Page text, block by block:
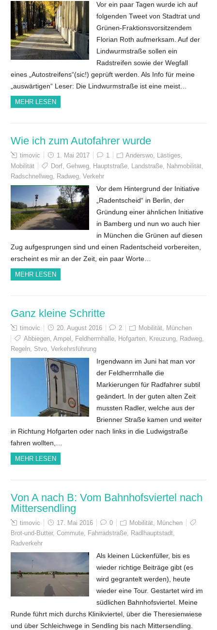
Vor ein paar Tagen wurde ich auf
folgenden Tweet von Stadtrat und
Grünen-Fraktionsvorsitzendem
Florian Roth aufmerksam. Auf der
Lindwurmstraße sollen ein
Radstreifen sowie der Wegfall
eines „Autostreifens“(sic!) geprüft werden. Als Info für meine
„auswärtigen“ Leser: Die Lindwurmstraße ist eine meist…
MEHR LESEN
Wie ich zum Autofahrer wurde
timovic 1. Mai 2017 1 Anderswo, Lästiges,
Mobilität
Dorf,Gehweg, Hauptstraße, Landstraße, Nahmobilität,
Radschnellweg, Radweg,Verkehr
Vor dem Hintergrund der Initiative
„Radentscheid“ in Berlin, der
Gründung einer ähnlichen Initiative
in Bamberg und nun wo auch hier
in München die Grünen auf diesen
Zug aufgesprungen sind und einen Radentscheid vorbereiten,
erscheint es mir an der Zeit, ein paar Worte…
MEHR LESEN
Ganz kleine Schritte
timovic 20. August 2016 2 Mobilität, München
Abbiegen,Ampel , Feldherrnhalle, Hofgarten, Kreuzung, Radweg,
Regeln, Stvo,Verkehrsführung
Irgendwann im Juni hat man vor
der Feldherrnhalle die
Markierungen für Radfahrer subtil
geändert. In der guten alten Zeit
mussten Radler, welche aus der
Brienner Straße kamen und weiter
in Richtung Hofgarten oder nach links in die Ludwigstraße
fahren wollten,…
MEHR LESEN
Von A nach B: Vom Bahnhofsviertel nach
Mittersendling
timovic 17. Mai 2016 0 Mobilität, München
Brot-und-Butter,Commute, Fahrradstraße, Radlhauptstadt,
Radverkehr
Als kleinen Lückenfüller, bis es
wieder richtige Beiträge gibt (es
wird gegrantelt werden), heute
wieder eine Tour. Gestartet wird im
südlichen Bahnhofsviertel. Meine
Runde führt mich durchs Klinikviertel, über die Theresienwiese
und über Schleichwege in Sendling bis nach Mittersendling.